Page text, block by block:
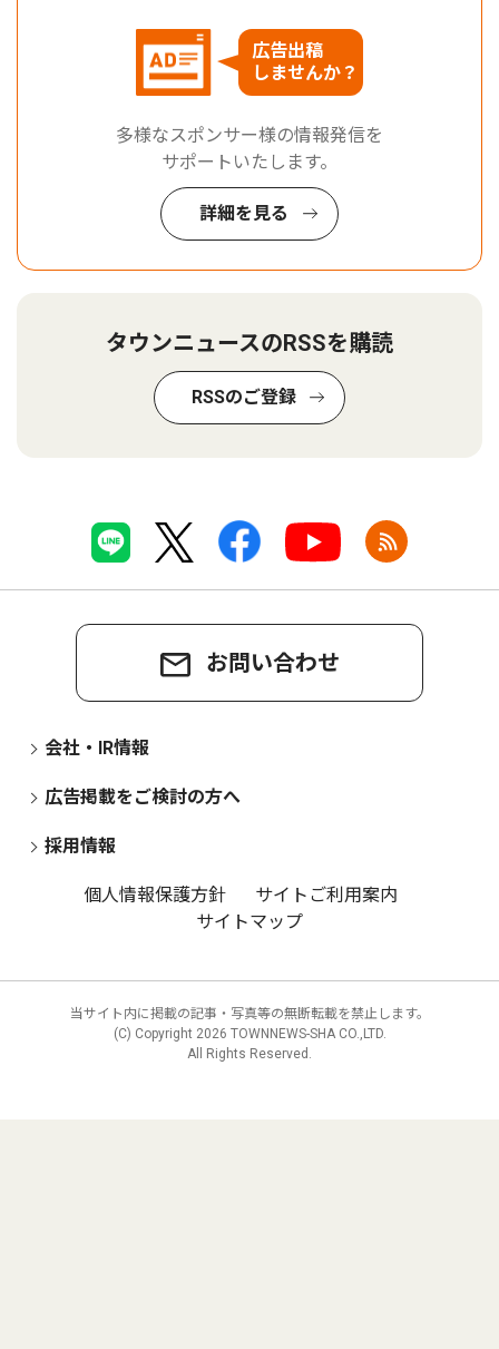
広告出稿
しませんか？
多様なスポンサー様の情報発信を
サポートいたします。
詳細を見る
タウンニュースのRSSを購読
RSSのご登録
お問い合わせ
会社・IR情報
広告掲載をご検討の方へ
採用情報
個人情報保護方針
サイトご利用案内
サイトマップ
当サイト内に掲載の記事・写真等の無断転載を禁止します。
(C) Copyright 2026 TOWNNEWS-SHA CO.,LTD.
All Rights Reserved.